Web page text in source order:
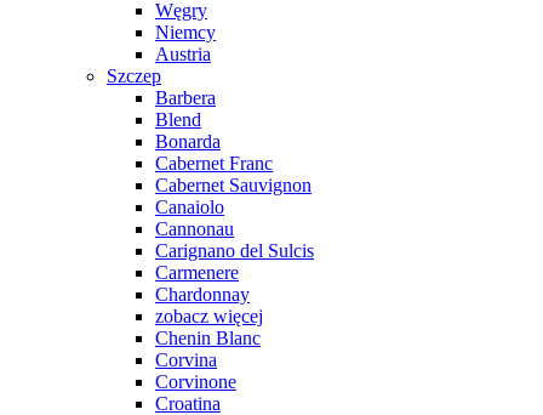
Węgry
Niemcy
Austria
Szczep
Barbera
Blend
Bonarda
Cabernet Franc
Cabernet Sauvignon
Canaiolo
Cannonau
Carignano del Sulcis
Carmenere
Chardonnay
zobacz więcej
Chenin Blanc
Corvina
Corvinone
Croatina